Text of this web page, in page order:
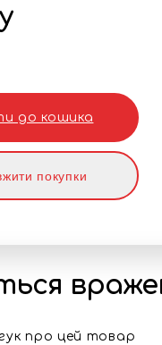
до кошика
покупки
про цей товар